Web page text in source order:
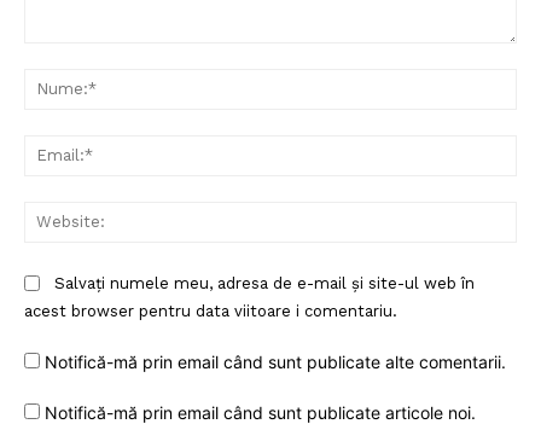
Salvați numele meu, adresa de e-mail și site-ul web în
acest browser pentru data viitoare i comentariu.
Notifică-mă prin email când sunt publicate alte comentarii.
Notifică-mă prin email când sunt publicate articole noi.